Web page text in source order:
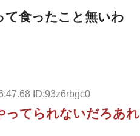
て食ったこと無いわ
ID:93z6rbgc0
ってられないだろあれ